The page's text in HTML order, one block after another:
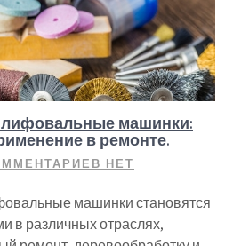
машинки:
в ремонте.
НЕТ
машинки становятся
в различных отраслях,